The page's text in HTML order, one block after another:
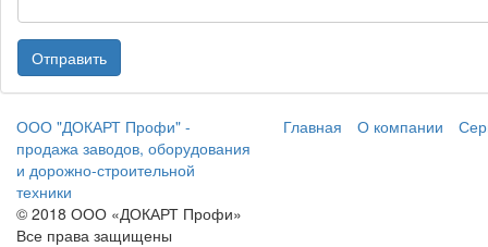
Отправить
ООО "ДОКАРТ Профи" -
продажа заводов, оборудования
и дорожно-строительной
техники
© 2018 ООО «ДОКАРТ Профи»
Все права защищены
Главная О компании